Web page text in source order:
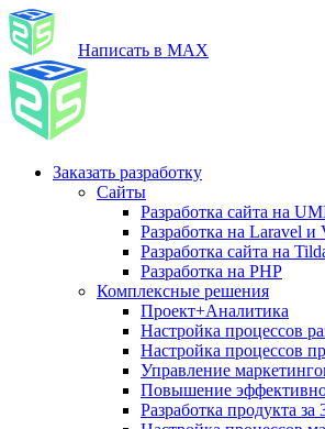
Написать в MAX
Заказать разработку
Сайты
Разработка сайта на
Разработка на Laravel и
Разработка сайта на
Разработка на PHP
Комплексные решения
Проект+Аналитика
Настройка процессов
Настройка процессов
Управление
Повышение
Разработка продукта за